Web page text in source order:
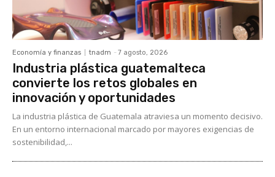
Economía y finanzas tnadm - 7 agosto, 2026
Industria plástica guatemalteca
convierte los retos globales en
innovación y oportunidades
La industria plástica de Guatemala atraviesa un momento decisivo.
En un entorno internacional marcado por mayores exigencias de
sostenibilidad,...